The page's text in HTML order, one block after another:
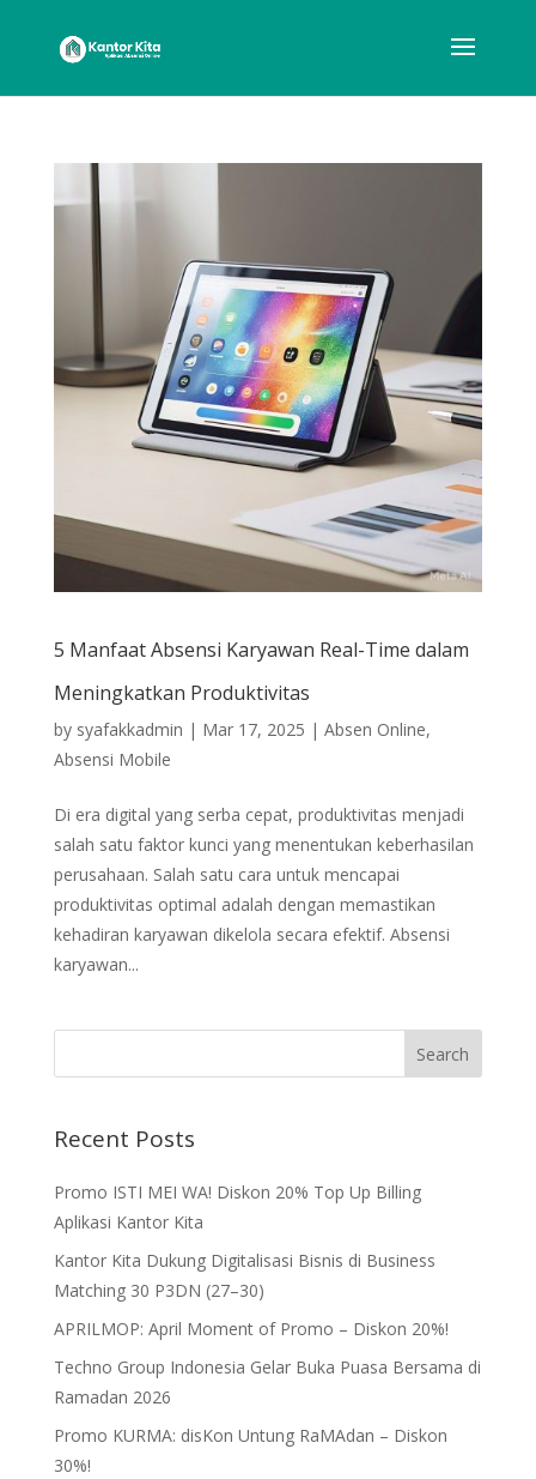
5 Manfaat Absensi Karyawan Real-Time dalam
Meningkatkan Produktivitas
by syafakkadmin | Mar 17, 2025 | Absen Online,
Absensi Mobile
Di era digital yang serba cepat, produktivitas menjadi
salah satu faktor kunci yang menentukan keberhasilan
perusahaan. Salah satu cara untuk mencapai
produktivitas optimal adalah dengan memastikan
kehadiran karyawan dikelola secara efektif. Absensi
karyawan...
Recent Posts
Promo ISTI MEI WA! Diskon 20% Top Up Billing
Aplikasi Kantor Kita
Kantor Kita Dukung Digitalisasi Bisnis di Business
Matching 30 P3DN (27–30)
APRILMOP: April Moment of Promo – Diskon 20%!
Techno Group Indonesia Gelar Buka Puasa Bersama di
Ramadan 2026
Promo KURMA: disKon Untung RaMAdan – Diskon
30%!